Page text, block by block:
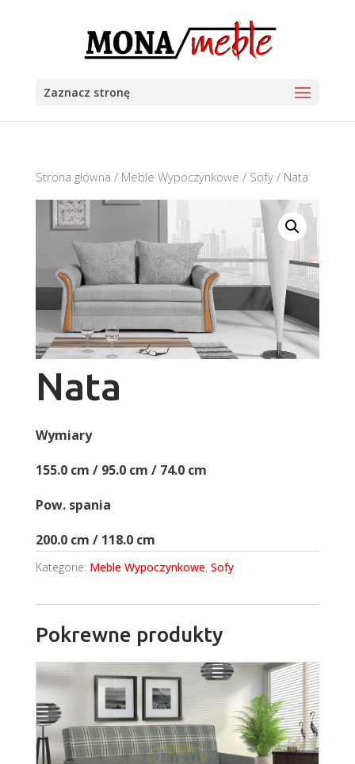
Zaznacz stronę
Strona główna / Meble Wypoczynkowe / Sofy/ Nata
Nata
Wymiary
155.0 cm / 95.0 cm / 74.0 cm
Pow. spania
200.0 cm / 118.0 cm
Kategorie: Meble Wypoczynkowe, Sofy
Pokrewne produkty